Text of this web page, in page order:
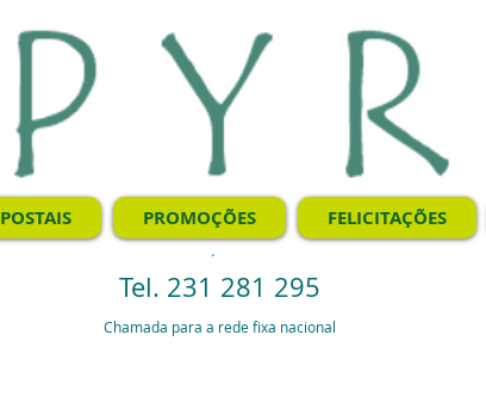
POSTAIS PROMOÇÕES FELICITAÇÕES
.
Tel. 231 281 295
Chamada para a rede fixa nacional